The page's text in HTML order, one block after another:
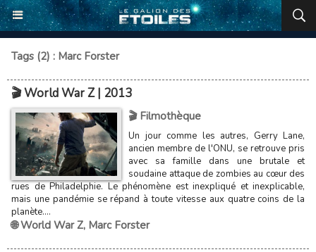
Tags (2) : Marc Forster
🎬 World War Z | 2013
🎬 Filmothèque
Un jour comme les autres, Gerry Lane,
ancien membre de l'ONU, se retrouve pris
avec sa famille dans une brutale et
soudaine attaque de zombies au cœur des
rues de Philadelphie. Le phénomène est inexpliqué et inexplicable,
mais une pandémie se répand à toute vitesse aux quatre coins de la
planète....
🌐 World War Z, Marc Forster